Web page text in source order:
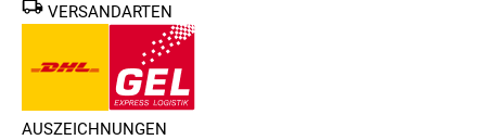
VERSANDARTEN
AUSZEICHNUNGEN